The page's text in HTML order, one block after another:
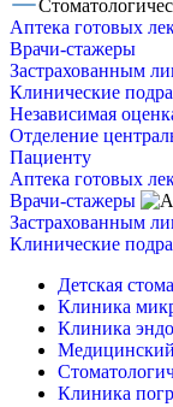
Аптека готовых
Врачи-стажеры
Застрахованным
Клинические
Независимая
Отделение
Пациенту
Аптека готовых
Врачи-стажеры
Застрахованным
Клинические
Детская
Клиника
Клиника
Клиника